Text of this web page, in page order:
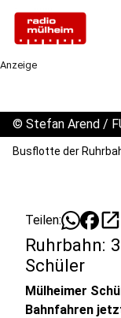
Anzeige
© Stefan Arend /
Busflotte der
Teilen: open_in_new
Ruhrbahn:
Schüler
Mülheimer
Bahnfahren